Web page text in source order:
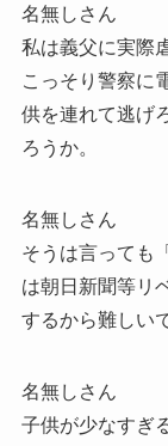
名無しさん
私は義父に実際
こっそり警察に
供を連れて逃げ
ろうか。
名無しさん
そうは言っても
は朝日新聞等リ
するから難しい
名無しさん
子供が少なすぎ